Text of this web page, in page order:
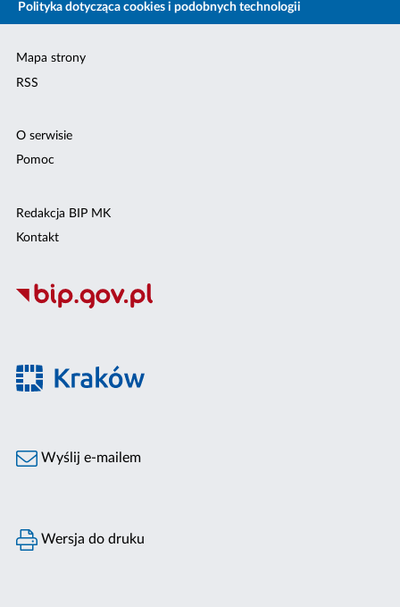
Polityka dotycząca cookies i podobnych technologii
Mapa strony
RSS
O serwisie
Pomoc
Redakcja BIP MK
Kontakt
Wyślij e-mailem
Wersja do druku